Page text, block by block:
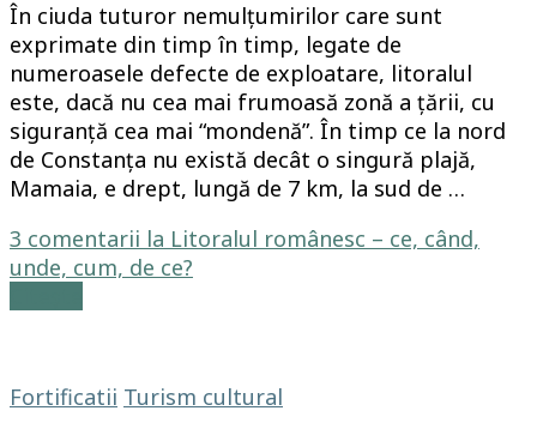
În ciuda tuturor nemulțumirilor care sunt
exprimate din timp în timp, legate de
numeroasele defecte de exploatare, litoralul
este, dacă nu cea mai frumoasă zonă a țării, cu
siguranță cea mai “mondenă”. În timp ce la nord
de Constanța nu există decât o singură plajă,
Mamaia, e drept, lungă de 7 km, la sud de …
3 comentarii la Litoralul românesc – ce, când,
unde, cum, de ce?
Fortificatii Turism cultural